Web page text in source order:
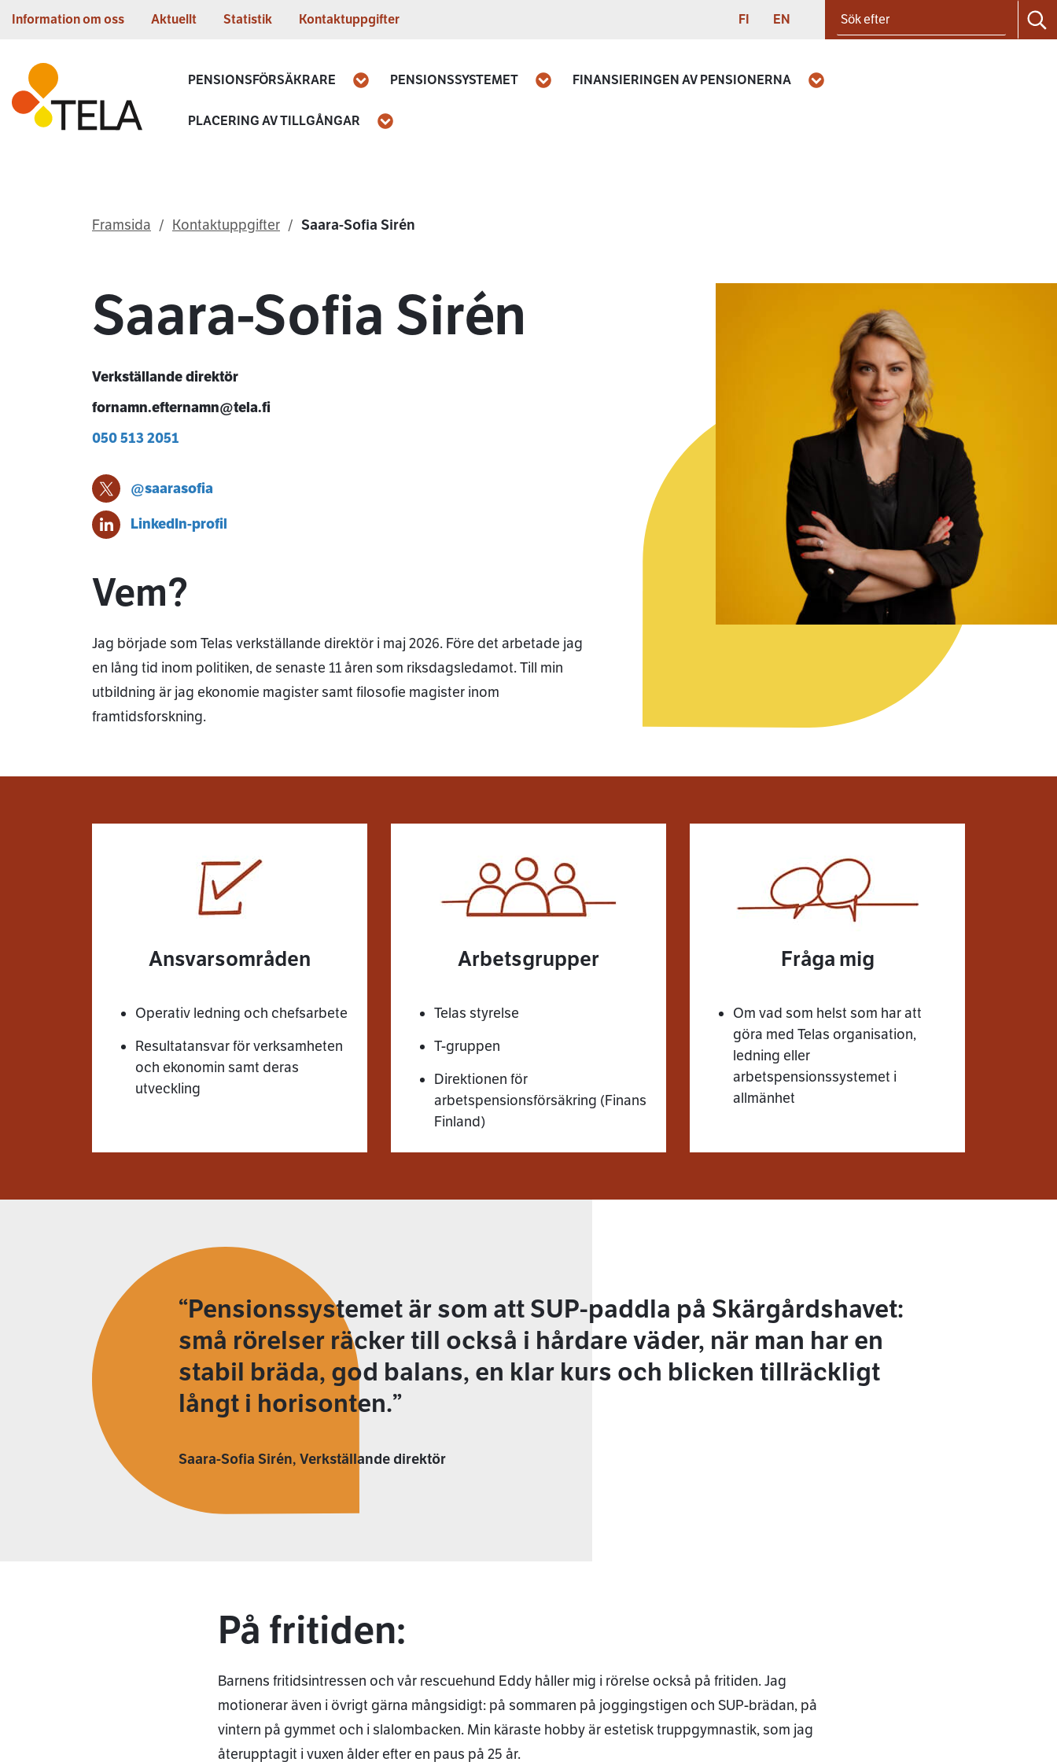
Gå till innehållet
Information om oss Aktuellt Statistik Kontaktuppgifter SUOMI
FI ENGLISH
EN
Första sidan
PENSIONSFÖRSÄKRARE ÖppnaPENSIONSSYSTEMET ÖppnaFINANSIERINGEN AV PENSIONERNA Öppna
PLACERING AV TILLGÅNGAR Öppna
Framsida Kontaktuppgifter Saara-Sofia Sirén
Saara-Sofia Sirén
Verkställande direktör
fornamn.efternamn@tela.fi
050 513 2051
@saarasofia
Saara-Sofia Sirén X-profil
LinkedIn-profilSaara-Sofia Sirén
Vem?
Jag började som Telas verkställande direktör i maj 2026. Före det arbetade jag
en lång tid inom politiken, de senaste 11 åren som riksdagsledamot. Till min
utbildning är jag ekonomie magister samt filosofie magister inom
framtidsforskning.
Ansvarsområden
Operativ ledning och chefsarbete
Resultatansvar för verksamheten
och ekonomin samt deras
utveckling
Arbetsgrupper
Telas styrelse
T-gruppen
Direktionen för
arbetspensionsförsäkring (Finans
Finland)
Fråga mig
Om vad som helst som har att
göra med Telas organisation,
ledning eller
arbetspensionssystemet i
allmänhet
Pensionssystemet är som att SUP-paddla på Skärgårdshavet:
små rörelser räcker till också i hårdare väder, när man har en
stabil bräda, god balans, en klar kurs och blicken tillräckligt
långt i horisonten.
Saara-Sofia Sirén, Verkställande direktör
På fritiden:
Barnens fritidsintressen och vår rescuehund Eddy håller mig i rörelse också på fritiden. Jag
motionerar även i övrigt gärna mångsidigt: på sommaren på joggingstigen och SUP-brädan, på
vintern på gymmet och i slalombacken. Min käraste hobby är estetisk truppgymnastik, som jag
återupptagit i vuxen ålder efter en paus på 25 år.